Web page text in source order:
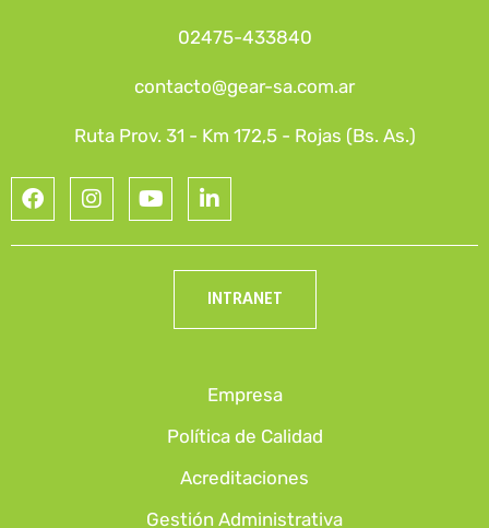
02475-433840
contacto@gear-sa.com.ar
Ruta Prov. 31 - Km 172,5 - Rojas (Bs. As.)
INTRANET
Empresa
Política de Calidad
Acreditaciones
Gestión Administrativa